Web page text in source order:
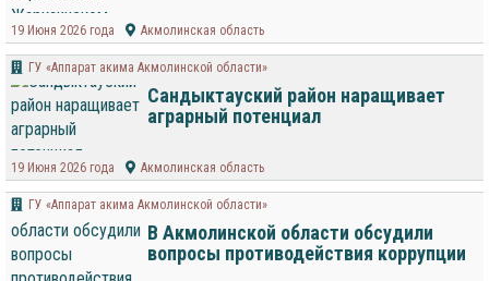
19 Июня 2026 года Акмолинская область
ГУ «Аппарат акима Акмолинской области»
Сандыктауский район наращивает
аграрный потенциал
19 Июня 2026 года Акмолинская область
ГУ «Аппарат акима Акмолинской области»
В Акмолинской области обсудили
вопросы противодействия коррупции